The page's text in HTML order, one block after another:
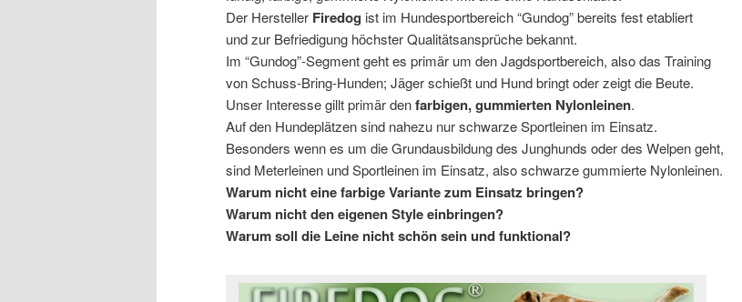
Der Hersteller Firedog ist im Hundesportbereich “Gundog” bereits fest etabliert
und zur Befriedigung höchster Qualitätsansprüche bekannt.
Im “Gundog”-Segment geht es primär um den Jagdsportbereich, also das Training
von Schuss-Bring-Hunden; Jäger schießt und Hund bringt oder zeigt die Beute.
Unser Interesse gillt primär denfarbigen, gummierten Nylonleinen.
Auf den Hundeplätzen sind nahezu nur schwarze Sportleinen im Einsatz.
Besonders wenn es um die Grundausbildung des Junghunds oder des Welpen geht,
sind Meterleinen und Sportleinen im Einsatz, also schwarze gummierte Nylonleinen.
Warum nicht eine farbige Variante zum Einsatz bringen?
Warum nicht den eigenen Style einbringen?
Warum soll die Leine nicht schön sein und funktional?